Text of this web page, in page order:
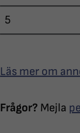
5
Läs mer om
Frågor? Mejla